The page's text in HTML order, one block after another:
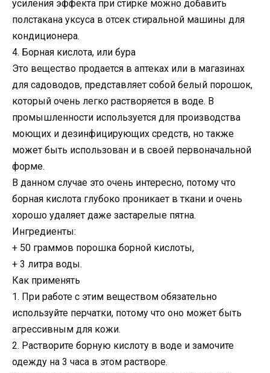
усиления эффекта при стирке можно добавить
полстакана уксуса в отсек стиральной машины для
кондиционера.
4. Борная кислота, или бура
Это вещество продается в аптеках или в магазинах
для садоводов, представляет собой белый порошок,
который очень легко растворяется в воде. В
промышленности используется для производства
моющих и дезинфицирующих средств, но также
может быть использован и в своей первоначальной
форме.
В данном случае это очень интересно, потому что
борная кислота глубоко проникает в ткани и очень
хорошо удаляет даже застарелые пятна.
Ингредиенты:
+ 50 граммов порошка борной кислоты,
+ 3 литра воды.
Как применять
1. При работе с этим веществом обязательно
используйте перчатки, потому что оно может быть
агрессивным для кожи.
2. Растворите борную кислоту в воде и замочите
одежду на 3 часа в этом растворе.